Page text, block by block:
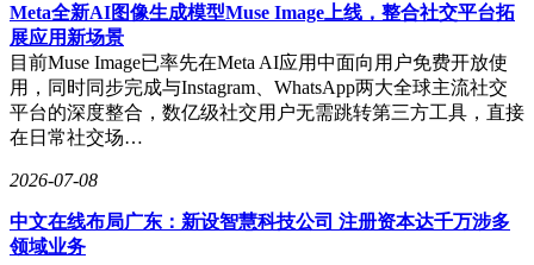
网络工程师建议，跨境直播企业应建立"带宽-路径-身份"三位
一体的评估体系。优先选择具有QoS保障的专用网络，确保直
播流量享有最高传输优先级；要求服务商提供实时网络质量监
测仪表盘，动态掌握各节点延迟与丢包率；验证IP地址的合规
性，避免使用动态IP或数据中心IP触发平台限流机制。这些技
术细节的把控，往往比单纯追求带宽数值更具决定性意义。
Meta全新AI图像生成模型Muse Image上线，整合社交平台拓
展应用新场景
目前Muse Image已率先在Meta AI应用中面向用户免费开放使
用，同时同步完成与Instagram、WhatsApp两大全球主流社交
平台的深度整合，数亿级社交用户无需跳转第三方工具，直接
在日常社交场…
2026-07-08
中文在线布局广东：新设智慧科技公司 注册资本达千万涉多
领域业务